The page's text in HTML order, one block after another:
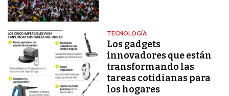
TECNOLOGÍA
Los gadgets
innovadores que están
transformando las
tareas cotidianas para
los hogares